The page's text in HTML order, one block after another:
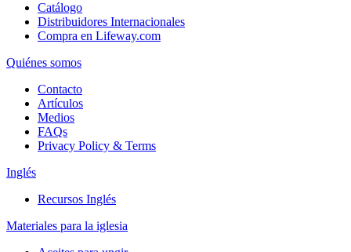
Catálogo
Distribuidores Internacionales
Compra en Lifeway.com
Quiénes somos
Contacto
Artículos
Medios
FAQs
Privacy Policy & Terms
Inglés
Recursos Inglés
Materiales para la iglesia